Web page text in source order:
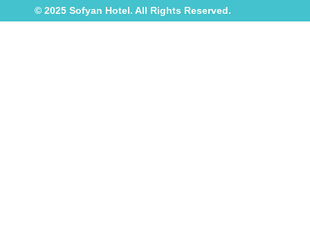
© 2025 Sofyan Hotel. All Rights Reserved.